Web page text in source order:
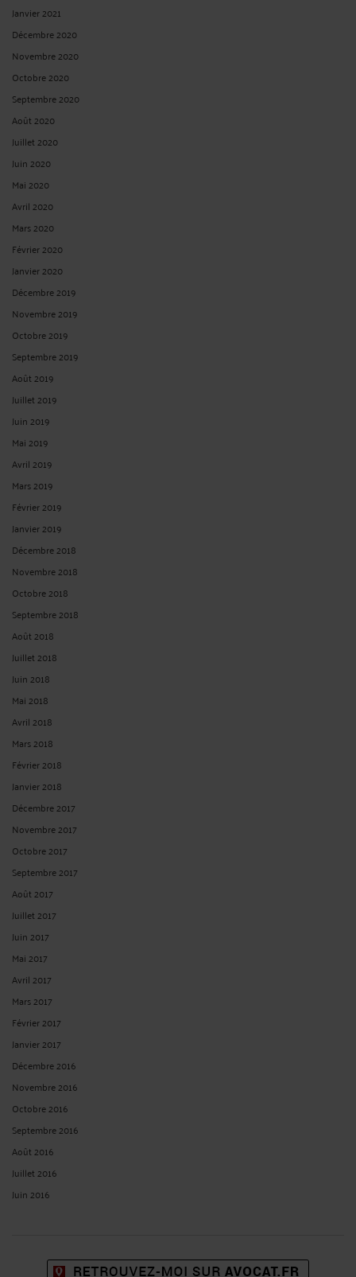
Janvier 2021
Décembre 2020
Novembre 2020
Octobre 2020
Septembre 2020
Août 2020
Juillet 2020
Juin 2020
Mai 2020
Avril 2020
Mars 2020
Février 2020
Janvier 2020
Décembre 2019
Novembre 2019
Octobre 2019
Septembre 2019
Août 2019
Juillet 2019
Juin 2019
Mai 2019
Avril 2019
Mars 2019
Février 2019
Janvier 2019
Décembre 2018
Novembre 2018
Octobre 2018
Septembre 2018
Août 2018
Juillet 2018
Juin 2018
Mai 2018
Avril 2018
Mars 2018
Février 2018
Janvier 2018
Décembre 2017
Novembre 2017
Octobre 2017
Septembre 2017
Août 2017
Juillet 2017
Juin 2017
Mai 2017
Avril 2017
Mars 2017
Février 2017
Janvier 2017
Décembre 2016
Novembre 2016
Octobre 2016
Septembre 2016
Août 2016
Juillet 2016
Juin 2016